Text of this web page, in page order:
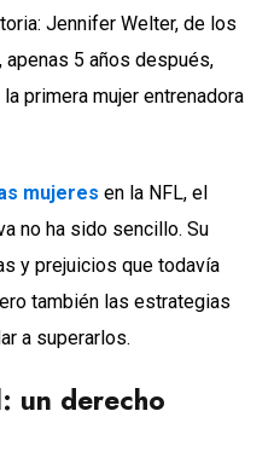
Jennifer Welter, de los
apenas 5 años después,
primera mujer entrenadora
mujeres en la NFL, el
no ha sido sencillo. Su
y prejuicios que todavía
también las estrategias
a superarlos.
un derecho